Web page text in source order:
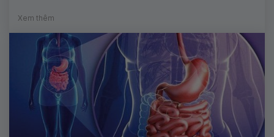
Xem thêm